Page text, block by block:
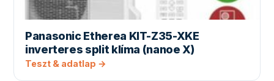
Panasonic Etherea KIT-Z35-XKE
inverteres split klíma (nanoe X)
Teszt & adatlap →